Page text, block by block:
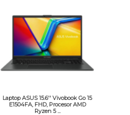
Laptop ASUS 15.6'' Vivobook Go 15
E1504FA, FHD, Procesor AMD
Ryzen 5 ...